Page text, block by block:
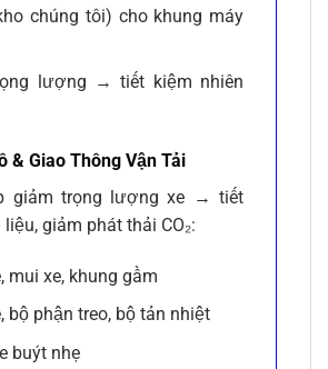
chúng tôi) cho khung máy
lượng → tiết kiệm nhiên
& Giao Thông Vận Tải
giảm trọng lượng xe → tiết
giảm phát thải CO₂:
mui xe, khung gầm
bộ phận treo, bộ tản nhiệt
buýt nhẹ